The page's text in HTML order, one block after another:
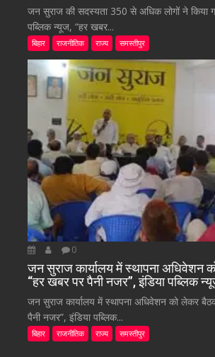
जन सुराज की सदस्यता 350 से अधिक लोगों ने किया
पब्लिक न्यूज, “हर खबर...
बिहार राजनीतिक राज्य समस्तीपुर
0
जन सुराज कार्यालय में स्थापना अधिवेशन
“हर खबर पर पैनी नजर”, इंडिया पब्लिक
जन सुराज कार्यालय में स्थापना अधिवेशन को लेकर
पैनी नजर”, इंडिया पब्लिक...
बिहार राजनीतिक राज्य समस्तीपुर